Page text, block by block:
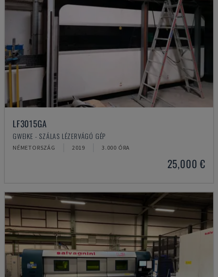
LF3015GA
GWEIKE - SZÁLAS LÉZERVÁGÓ GÉP
NÉMETORSZÁG 2019 3.000 ÓRA
25,000 €